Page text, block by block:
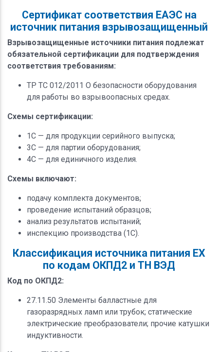
Сертификат соответствия ЕАЭС на
источник питания взрывозащищенный
Взрывозащищенные источники питания подлежат
обязательной сертификации для подтверждения
соответствия требованиям:
ТР ТС 012/2011 О безопасности оборудования
для работы во взрывоопасных средах.
Схемы сертификации:
1С — для продукции серийного выпуска;
3С — для партии оборудования;
4С — для единичного изделия.
Схемы включают:
подачу комплекта документов;
проведение испытаний образцов;
анализ результатов испытаний;
инспекцию производства (1С).
Классификация источника питания ЕХ
по кодам ОКПД2 и ТН ВЭД
Код по ОКПД2:
27.11.50 Элементы балластные для
газоразрядных ламп или трубок; статические
электрические преобразователи; прочие катушки
индуктивности.